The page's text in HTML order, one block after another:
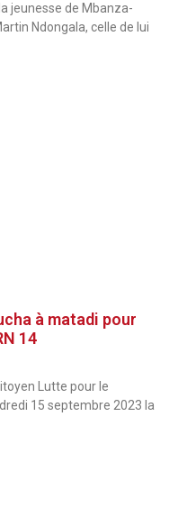
jeunesse de Mbanza-
Ndongala, celle de lui
à matadi pour
14
Lutte pour le
15 septembre 2023 la